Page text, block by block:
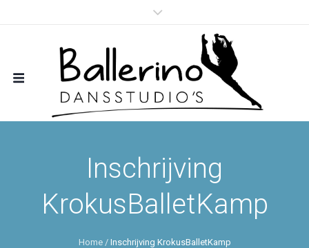
Inschrijving
KrokusBalletKamp
Home / Inschrijving KrokusBalletKamp